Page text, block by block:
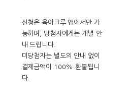
신청은 육아크루 앱에서만 가
능하며, 당첨자에게는 개별 안
내 드립니다.
미당첨자는 별도의 안내 없이
결제금액이 100% 환불됩니
다.